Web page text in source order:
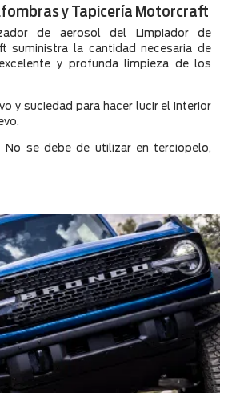
y Tapicería Motorcraft
de aerosol del Limpiador de
suministra la cantidad necesaria de
y profunda limpieza de los
y suciedad para hacer lucir el interior
No se debe de utilizar en terciopelo,